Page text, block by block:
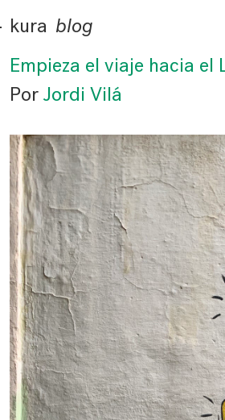
kura blog
Empieza el viaje hacia el
Por Jordi Vilá